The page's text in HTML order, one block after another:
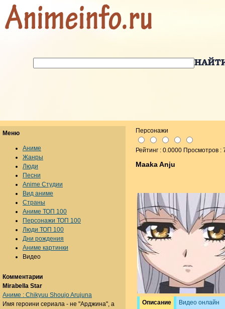
Персонажи
Рейтинг : 0.0000 Просмотров :
Maaka Anju
Описание Видео онлайн
Меню
Аниме
Жанры
Люди
Песни
Anime Студии
Вид аниме
Страны
Аниме ТОП 100
Персонажи ТОП 100
Люди ТОП 100
Дни рождения
Аниме картинки
Видео
Комментарии
Mirabella Star
Аниме : Chikyuu Shoujo Arujuna
Имя героини сериала - не "Арджина", а